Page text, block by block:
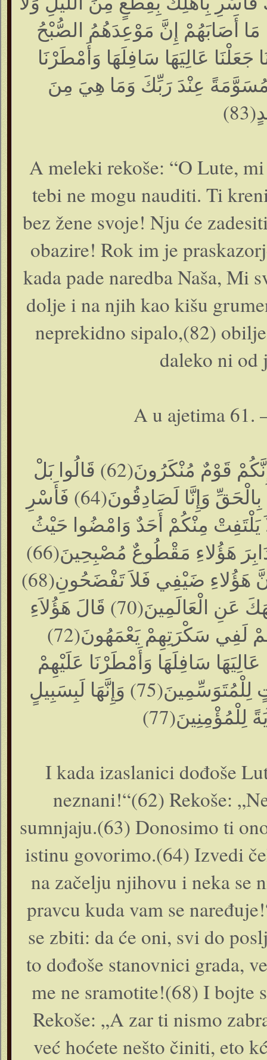
مَا أَصَابَهُمْ إِنَّ مَوْعِدَهُمُ الصُّبْحُ
جَاءَ أَمْرُنَا جَعَلْنَا عَالِيَهَا سَافِلَهَا وَأَمْطَرْنَا
حِجَارَةً مِنْ سِجِّيلٍ مَنْضُودٍ(82) مُسَوَّمَةً عِنْدَ رَبِّكَ وَمَا هِيَ مِنَ
A meleki rekoše: “O Lute,
tebi ne mogu nauditi. Ti
bez žene svoje! Nju će
obazire! Rok im je
kada pade naredba Naša, Mi
dolje i na njih kao kišu
neprekidno sipalo,(82)
daleko ni od
A u ajetima 61.
فَلَمَّا جَاءَ آلَ لُوطٍ الْمُرْسَلُونَ(61) قَالَ إِنَّكُمْ قَوْمٌ مُنْكَرُونَ(62) قَالُوا بَلْ
جِئْنَاكَ بِمَا كَانُوا فِيهِ يَمْتَرُونَ(63) وَأَتَيْنَاكَ بِالْحَقِّ وَإِنَّا لَصَادِقُونَ(64) فَأَسْرِ
يَلْتَفِتْ مِنْكُمْ أَحَدٌ وَامْضُوا حَيْثُ
تُؤْمَرُونَ(65) وَقَضَيْنَا إِلَيْهِ ذَلِكَ الْأَمْرَ أَنَّ دَابِرَ هَؤُلاءِ مَقْطُوعٌ مُصْبِحِينَ(66)
وَجَاءَ أَهْلُ الْمَدِينَةِ يَسْتَبْشِرُونَ(67) قَالَ إِنَّ هَؤُلاءِ ضَيْفِي فَلاَ تَفْضَحُونِ(68)
وَاتَّقُوا اللَّهَ وَلاَ تُخْزُونِ(69) قَالُوا أَوَلَمْ نَنْهَكَ عَنِ الْعَالَمِينَ(70) قَالَ هَؤُلاَءِ
بَنَاتِي إِنْ كُنْتُمْ فَاعِلِينَ(71) لَعَمْرُكَ إِنَّهُمْ لَفِي سَكْرَتِهِمْ يَعْمَهُونَ(72)
مُشْرِقِينَ(73) فَجَعَلْنَا عَالِيَهَا سَافِلَهَا وَأَمْطَرْنَا عَلَيْهِمْ
حِجَارَةً مِنْ سِجِّيلٍ(74) إِنَّ فِي ذَلِكَ لَآيَاتٍ لِلْمُتَوَسِّمِينَ(75) وَإِنَّهَا لَبِسَبِيلٍ
I kada izaslanici dođoše
neznani!“(62) Rekoše:
sumnjaju.(63) Donosimo ti
istinu govorimo.(64) Izvedi
na začelju njihovu i neka se
pravcu kuda vam se
se zbiti: da će oni, svi do
to dođoše stanovnici grada,
me ne sramotite!(68) I bojte
Rekoše: „A zar ti nismo
već hoćete nešto činiti, eto